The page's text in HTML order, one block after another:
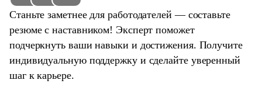
Станьте заметнее для работодателей — составьте
резюме с наставником! Эксперт поможет
подчеркнуть ваши навыки и достижения. Получите
индивидуальную поддержку и сделайте уверенный
шаг к карьере.